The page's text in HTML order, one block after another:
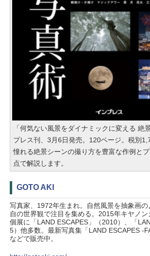
「何気ない風景をダイナミックに変える 絶
プレス刊、3月6日発売。120ページ。税別
憧れる絶景シーンの撮り方を豊富な作例と
点で解説します。
GOTO AKI
写真家、1972年生まれ。自然風景を抽象画
自の世界観で注目を集める。2015年キヤノン
個展に「LAND ESCAPES」（2010）、「
5）他多数。最新写真集「LAND ESCAPES -
などで販売中。